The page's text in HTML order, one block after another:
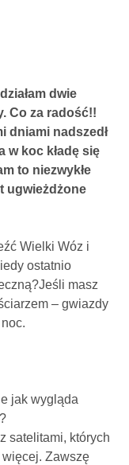
dwie
Co za radość!!
dniami nadszedł
w koc kładę się
to niezwykłe
ugwieżdżone
Wielki Wóz i
ostatnio
masz
– gwiazdy
jak wygląda
satelitami, których
Zawszę